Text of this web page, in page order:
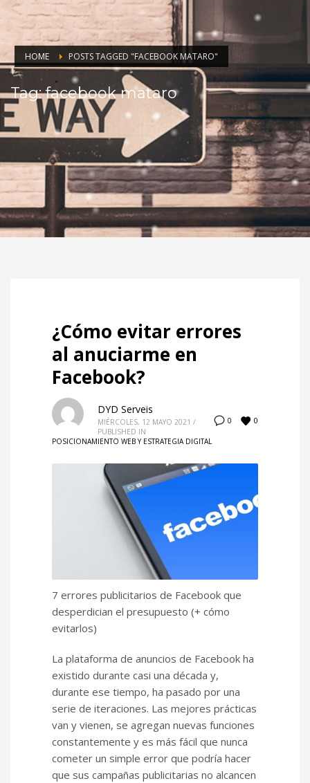
HOME POSTS TAGGED "FACEBOOK MATARO"
Tag: facebook mataro
¿Cómo evitar errores
al anuciarme en
Facebook?
0 0
DYD Serveis
MIÉRCOLES, 12 MAYO 2021 /
PUBLISHED IN
POSICIONAMIENTO WEB Y ESTRATEGIA DIGITAL
7 errores publicitarios de Facebook que
desperdician el presupuesto (+ cómo
evitarlos)
La plataforma de anuncios de Facebook ha
existido durante casi una década y,
durante ese tiempo, ha pasado por una
serie de iteraciones. Las mejores prácticas
van y vienen, se agregan nuevas funciones
constantemente y es más fácil que nunca
cometer un simple error que podría hacer
que sus campañas publicitarias no alcancen